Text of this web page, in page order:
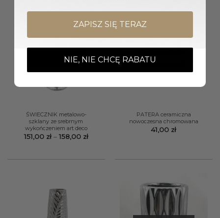
Wyprzedany
ŚWIECZNIK metalowo-
szklany ze srebrnym
wykończeniem art deco
151,00 zł – 158,00 złZakres
do
PATERA ceramiczna
nowoczesna chromowana
41,00 zł
ZAPISZ SIĘ TERAZ
NIE, NIE CHCĘ RABATU